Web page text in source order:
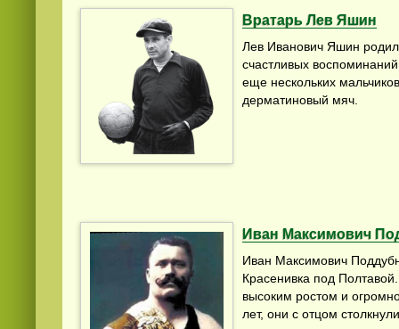
Вратарь Лев Яшин
Лев Иванович Яшин
счастливых
еще нескольких
дерматиновый мяч.
Иван Максимович
Иван Максимович
Красенивка под
высоким ростом и
лет, они с отцом